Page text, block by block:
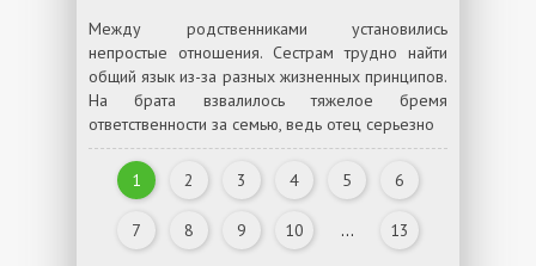
Между родственниками установились
непростые отношения. Сестрам трудно найти
общий язык из-за разных жизненных принципов.
На брата взвалилось тяжелое бремя
ответственности за семью, ведь отец серьезно
1 2 3 4 5 6
7 8 9 10 ... 13